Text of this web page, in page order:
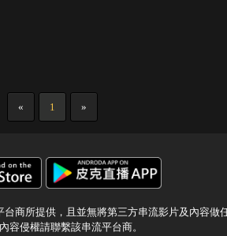
« 1 »
商所提供，且並無將第三方串流影片及內容做
容侵權請聯繫該串流平台商。